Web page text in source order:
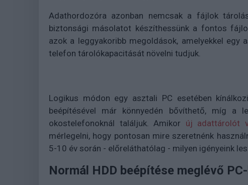
Adathordozóra azonban nemcsak a fájlok
biztonsági másolatot készíthessünk a fontos
azok a leggyakoribb megoldások, amelyekkel
telefon tárolókapacitását növelni tudjuk.
Logikus módon egy asztali PC esetében
beépítésével már könnyedén bővíthető, míg a
okostelefonoknál találjuk. Amikor új adattárolót
mérlegelni, hogy pontosan mire szeretnénk
5-10 év során - előreláthatólag - milyen igényeink
Normál HDD beépítése meglévő